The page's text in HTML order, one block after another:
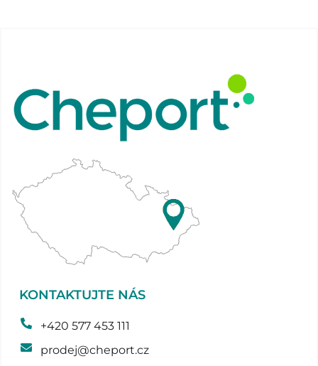
KONTAKTUJTE NÁS
+420 577 453 111
prodej@cheport.cz